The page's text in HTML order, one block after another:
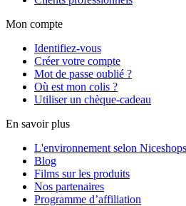
Mon compte
Identifiez-vous
Créer votre compte
Mot de passe oublié ?
Où est mon colis ?
Utiliser un chèque-cadeau
En savoir plus
L'environnement selon Niceshops
Blog
Films sur les produits
Nos partenaires
Programme d’affiliation